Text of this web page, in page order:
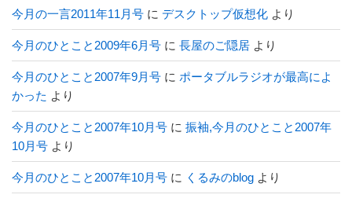
今月の一言2011年11月号 に デスクトップ仮想化 より
今月のひとこと2009年6月号 に 長屋のご隠居 より
今月のひとこと2007年9月号 に ポータブルラジオが最高によ
かった より
今月のひとこと2007年10月号 に 振袖,今月のひとこと2007年
10月号 より
今月のひとこと2007年10月号 に くるみのblog より